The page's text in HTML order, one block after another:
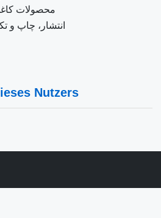
محصولات
انتشار، چاپ و
Nutzers